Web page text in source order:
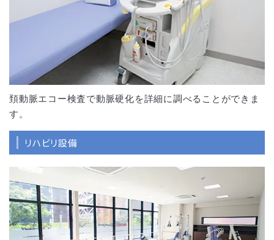
頚動脈エコー検査で動脈硬化を詳細に調べることができま
す。
リハビリ設備